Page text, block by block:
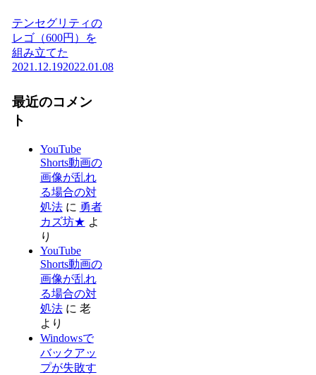
テンセグリティの
レゴ（600円）を
組み立てた
2021.12.192022.01.08
最近のコメン
ト
YouTube
Shorts動画の
画像が乱れ
る場合の対
処法に 勇者
カズ坊★ よ
り
YouTube
Shorts動画の
画像が乱れ
る場合の対
処法に 老
より
Windowsで
バックアッ
プが失敗す